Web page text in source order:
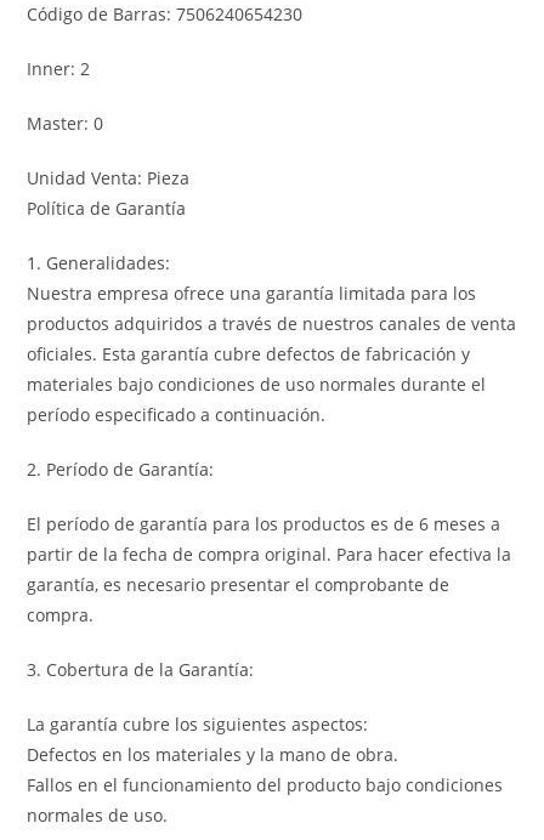
Código de Barras: 7506240654230
Inner: 2
Master: 0
Unidad Venta: Pieza
Política de Garantía
1. Generalidades:
Nuestra empresa ofrece una garantía limitada para los
productos adquiridos a través de nuestros canales de venta
oficiales. Esta garantía cubre defectos de fabricación y
materiales bajo condiciones de uso normales durante el
período especificado a continuación.
2. Período de Garantía:
El período de garantía para los productos es de 6 meses a
partir de la fecha de compra original. Para hacer efectiva la
garantía, es necesario presentar el comprobante de
compra.
3. Cobertura de la Garantía:
La garantía cubre los siguientes aspectos:
Defectos en los materiales y la mano de obra.
Fallos en el funcionamiento del producto bajo condiciones
normales de uso.